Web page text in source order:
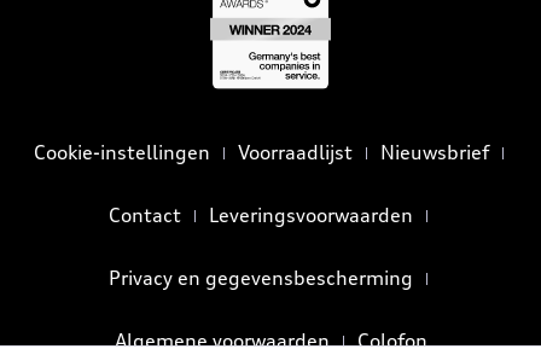
Cookie-instellingen Voorraadlijst Nieuwsbrief
Contact Leveringsvoorwaarden
Privacy en gegevensbescherming
Algemene voorwaarden Colofon